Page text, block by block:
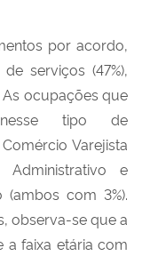
por acordo,
serviços (47%),
ocupações que
tipo de
Varejista
Administrativo e
com 3%).
observa-se que a
a faixa etária com